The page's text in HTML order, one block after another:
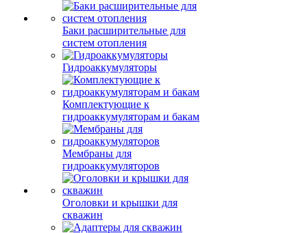
Баки расширительные для
систем отопления
Гидроаккумуляторы
Комплектующие к
гидроаккумуляторам и бакам
Мембраны для
гидроаккумуляторов
Оголовки и крышки для
скважин